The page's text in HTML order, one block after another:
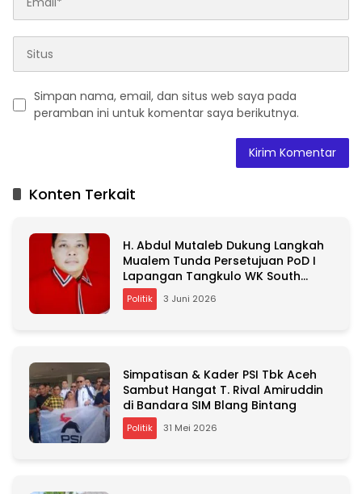
Simpan nama, email, dan situs web saya pada
peramban ini untuk komentar saya berikutnya.
e Konten Terkait
H. Abdul Mutaleb Dukung Langkah
Mualem Tunda Persetujuan PoD I
Lapangan Tangkulo WK South
Andaman
Politik 3 Juni 2026
Simpatisan & Kader PSI Tbk Aceh
Sambut Hangat T. Rival Amiruddin
di Bandara SIM Blang Bintang
Politik 31 Mei 2026